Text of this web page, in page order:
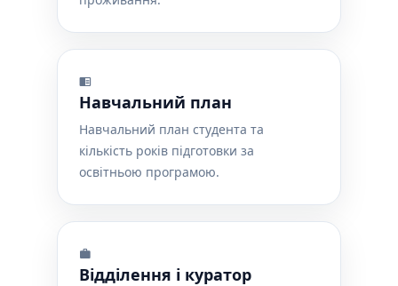
Навчальний план
Навчальний план студента та
кількість років підготовки за
освітньою програмою.
Відділення і куратор